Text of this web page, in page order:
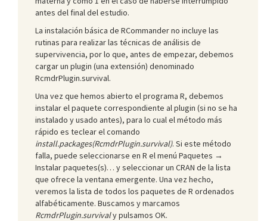
antes del final del estudio.
La instalación básica de RCommander no incluye las
rutinas para realizar las técnicas de análisis de
supervivencia, por lo que, antes de empezar, debemos
cargar un plugin (una extensión) denominado
RcmdrPlugin.survival.
Una vez que hemos abierto el programa R, debemos
instalar el paquete correspondiente al plugin (si no se ha
instalado y usado antes), para lo cual el método más
rápido es teclear el comando
install.packages(RcmdrPlugin.survival). Si este método
falla, puede seleccionarse en R el menú Paquetes →
Instalar paquetes(s)… y seleccionar un CRAN de la lista
que ofrece la ventana emergente. Una vez hecho,
veremos la lista de todos los paquetes de R ordenados
alfabéticamente. Buscamos y marcamos
RcmdrPlugin.survivaly pulsamos OK.